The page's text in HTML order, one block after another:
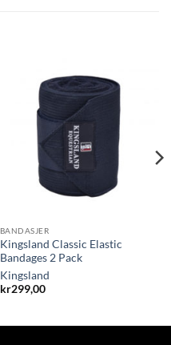
BANDASJER
Kingsland Classic Elastic
Bandages 2 Pack
Kingsland
kr299,00